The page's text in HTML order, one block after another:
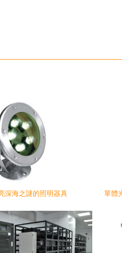
深海之謎的照明器具
單體